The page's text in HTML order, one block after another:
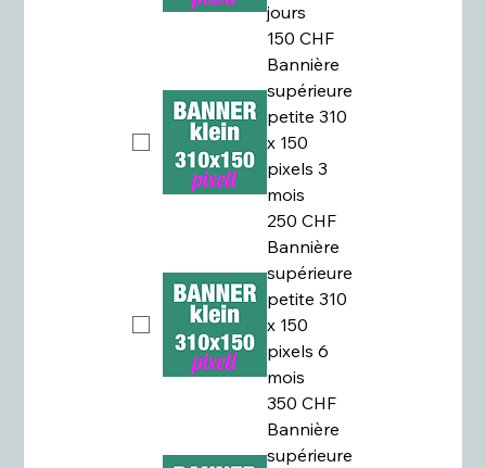
jours
150 CHF
Bannière
supérieure
petite 310
x 150
pixels 3
mois
250 CHF
Bannière
supérieure
petite 310
x 150
pixels 6
mois
350 CHF
Bannière
supérieure